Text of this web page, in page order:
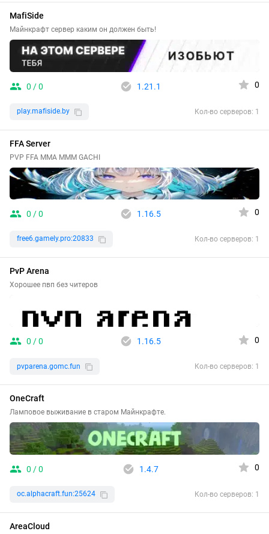
MafiSide
Майнкрафт сервер каким он должен быть!
0 / 0 1.21.1 0
play.mafiside.by Кол-во серверов: 1
FFA Server
PVP FFA MMA MMM GACHI
0 / 0 1.16.5 0
free6.gamely.pro:20833 Кол-во серверов: 1
PvP Arena
Хорошее пвп без читеров
0 / 0 1.16.5 0
pvparena.gomc.fun Кол-во серверов: 1
OneCraft
Ламповое выживание в старом Майнкрафте.
0 / 0 1.4.7 0
oc.alphacraft.fun:25624 Кол-во серверов: 1
AreaCloud